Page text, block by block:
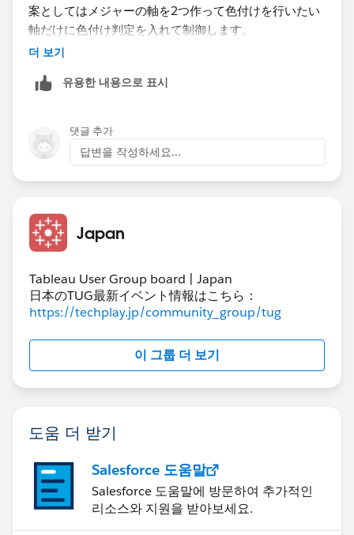
案としてはメジャーの軸を2つ作って色付けを行いたい
軸だけに色付け判定を入れて制御します。
実績と予算が行として分離している場合は表計算で条件
判定の結果を得たあと、マークタイプを四角に、判定結
果をマークの色に入れて、色を2つに分けるように設定
すると表示できます。
더 보기
유용한 내용으로 표시
댓글 추가
답변을 작성하세요...
Japan
Tableau User Group board | Japan
日本のTUG最新イベント情報はこちら：
https://techplay.jp/community_group/tug
이 그룹 더 보기
도움 더 받기
Salesforce 도움말
Salesforce 도움말에 방문하여 추가적인
리소스와 지원을 받아보세요.